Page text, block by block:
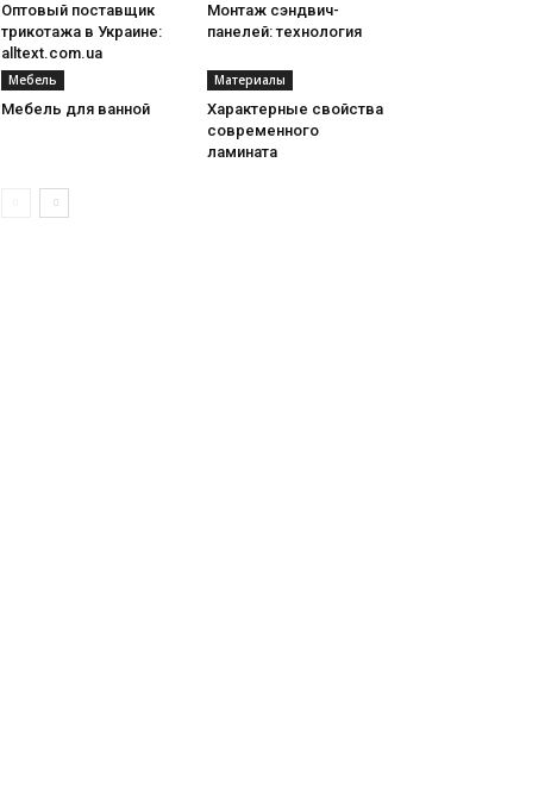
Оптовый поставщик
трикотажа в Украине:
alltext.com.ua
Монтаж сэндвич-
панелей: технология
Мебель
Мебель для ванной
Материалы
Характерные свойства
современного
ламината